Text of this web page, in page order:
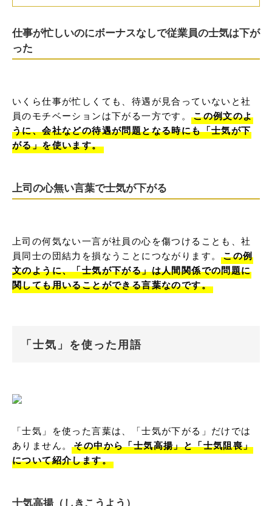
仕事が忙しいのにボーナスなしで従業員の士気は下が
った
いくら仕事が忙しくても、待遇が見合っていないと社
員のモチベーションは下がる一方です。この例文のよ
うに、会社などの待遇が問題となる時にも「士気が下
がる」を使います。
上司の心無い言葉で士気が下がる
上司の何気ない一言が社員の心を傷つけることも、社
員同士の団結力を損なうことにつながります。この例
文のように、「士気が下がる」は人間関係での問題に
関しても用いることができる言葉なのです。
「士気」を使った用語
「士気」を使った言葉は、「士気が下がる」だけでは
ありません。その中から「士気高揚」と「士気阻喪」
について紹介します。
士気高揚（しきこうよう）